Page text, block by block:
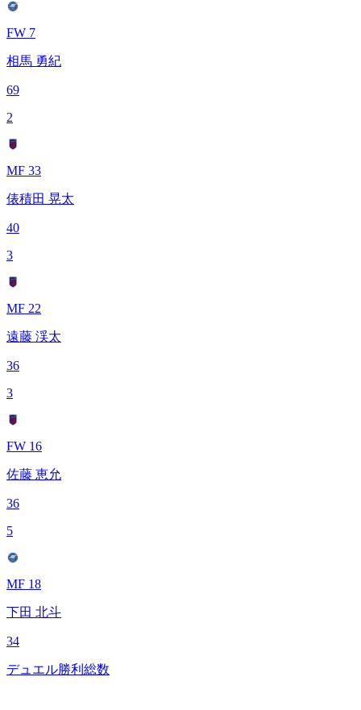
FW 7
相馬 勇紀
69
2
MF 33
俵積田 晃太
40
3
MF 22
遠藤 渓太
36
3
FW 16
佐藤 恵允
36
5
MF 18
下田 北斗
34
デュエル勝利総数